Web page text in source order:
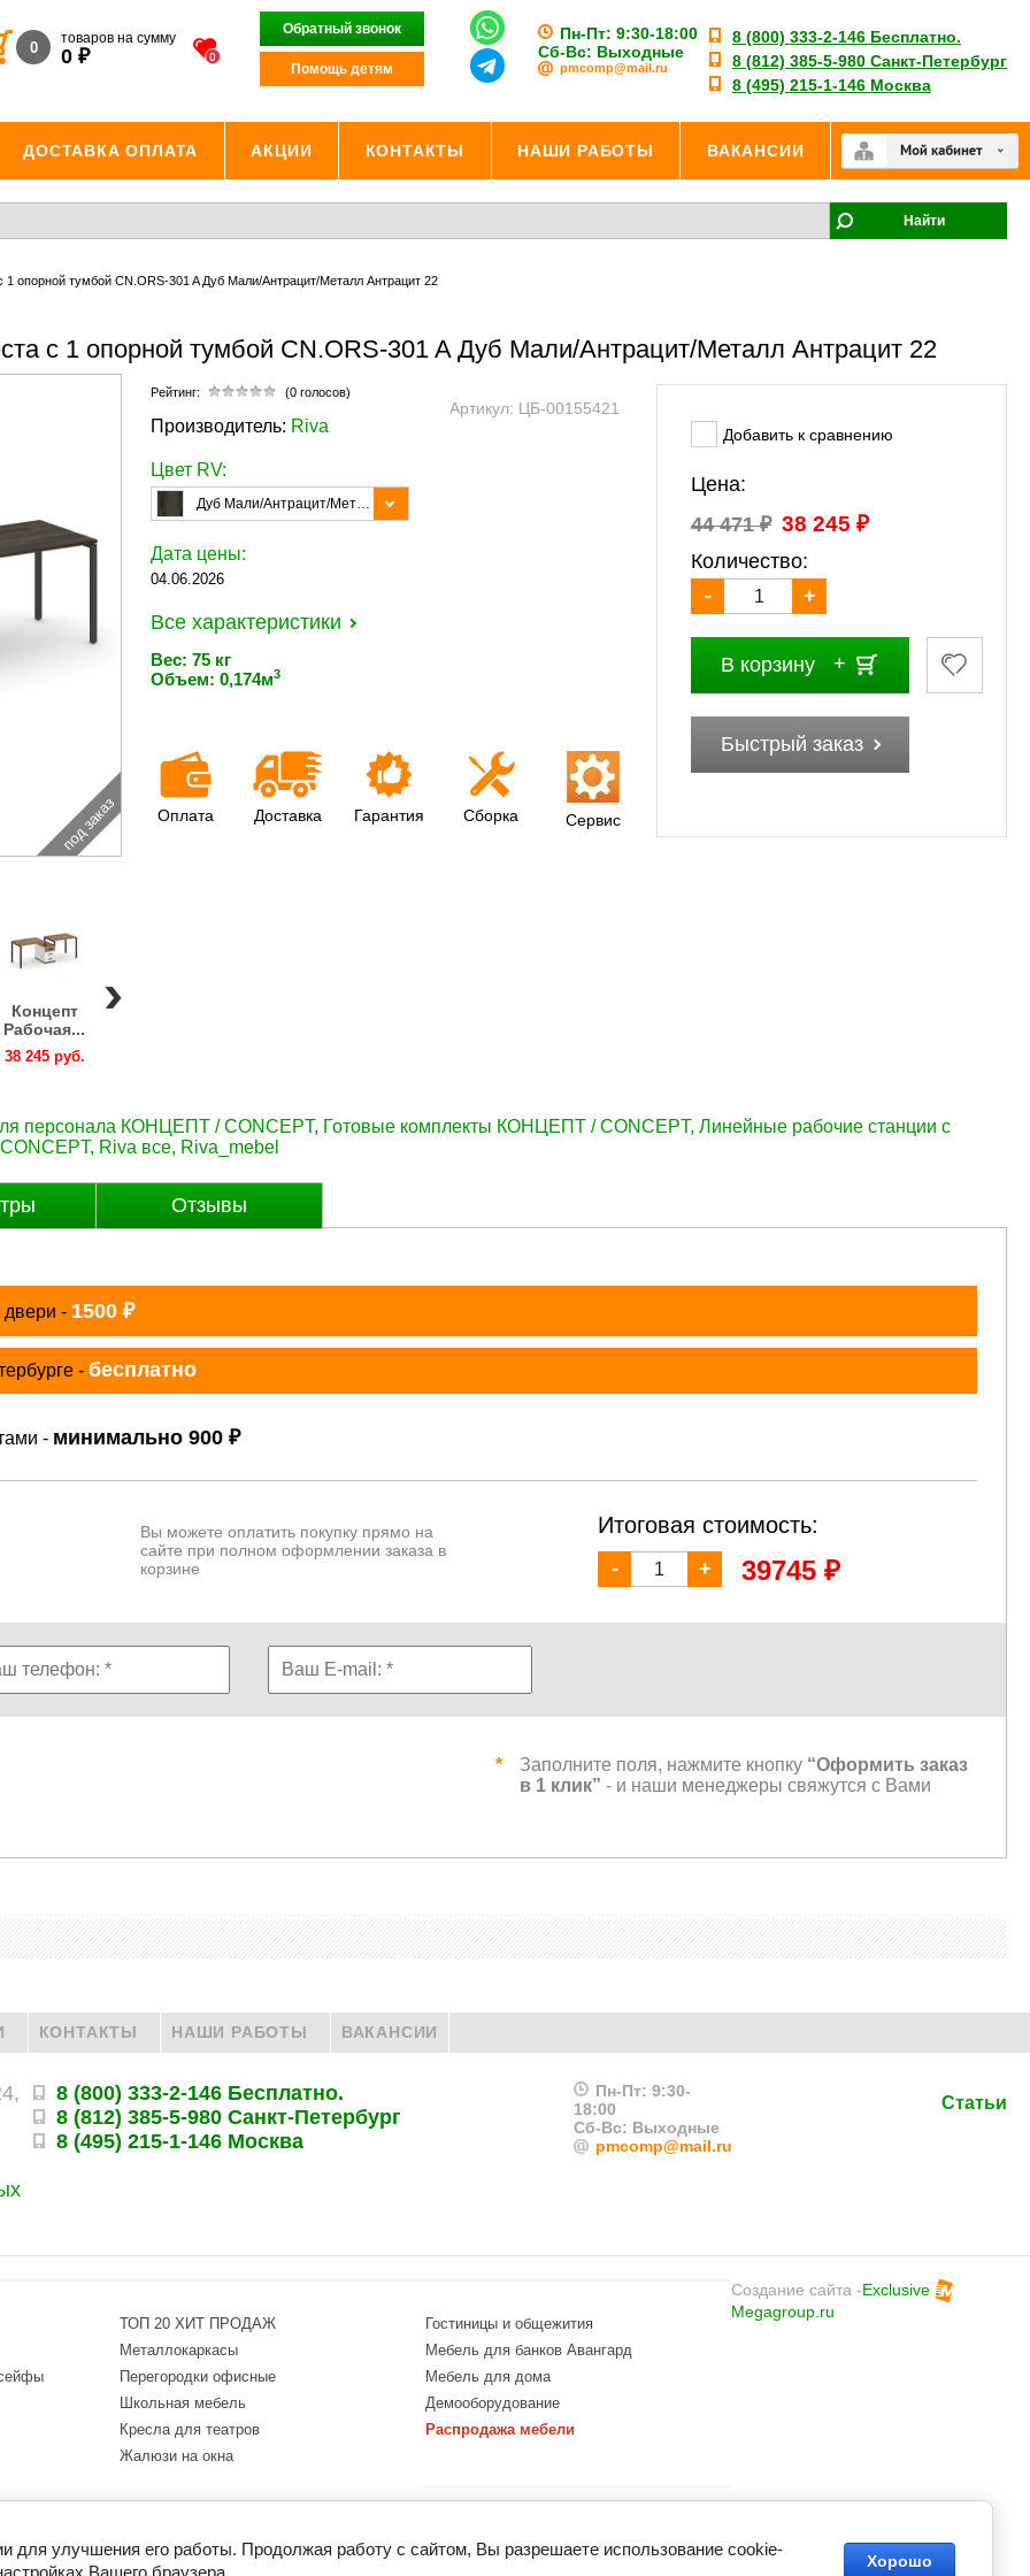
0
товаров на сумму
0₽ 0
Обратный звонок
Помощь детям
Пн-Пт: 9:30-18:00
Сб-Вс: Выходные
pmcomp@mail.ru
8 (800) 333-2-146 Бесплатно.
8 (812) 385-5-980 Санкт-Петербург
8 (495) 215-1-146 Москва
ДОСТАВКА ОПЛАТА АКЦИИ КОНТАКТЫ НАШИ РАБОТЫ ВАКАНСИИ
Найти
1 опорной тумбой CN.ORS-301 A Дуб Мали/Антрацит/Металл Антрацит 22
с 1 опорной тумбой CN.ORS-301 A Дуб Мали/Антрацит/Металл Антрацит 22
под заказ
Концепт
Рабочая...
38 245 руб.
Артикул: ЦБ-00155421
Рейтинг: (0 голосов)
Производитель: Riva
Цвет RV:
Дуб Мали/Антрацит/Металл Антрацит
Дата цены:
04.06.2026
Все характеристики
Вес: 75 кг
Объем: 0,174м3
Оплата Доставка Гарантия Сборка Сервис
Добавить к сравнению
Цена:
44 471₽ 38 245 ₽
Количество:
-
+
В корзину
Быстрый заказ
персонала КОНЦЕПТ / CONCEPT, Готовые комплекты КОНЦЕПТ / CONCEPT, Линейные рабочие станции с
, Riva все, Riva_mebel
Отзывы
двери - 1500 ₽
- бесплатно
- минимально 900 ₽
Вы можете оплатить покупку прямо на
сайте при полном оформлении заказа в
корзине
Итоговая стоимость:
- + 39745 ₽
Заполните поля, нажмите кнопку “Оформить заказ
в 1 клик” - и наши менеджеры свяжутся с Вами
КОНТАКТЫ НАШИ РАБОТЫ ВАКАНСИИ
Статьи
8 (800) 333-2-146 Бесплатно.
8 (812) 385-5-980 Санкт-Петербург
8 (495) 215-1-146 Москва
Пн-Пт: 9:30-
18:00
Сб-Вс: Выходные
pmcomp@mail.ru
ТОП 20 ХИТ ПРОДАЖ
Металлокаркасы
Перегородки офисные
Школьная мебель
Кресла для театров
Жалюзи на окна
Гостиницы и общежития
Мебель для банков Авангард
Мебель для дома
Демооборудование
Распродажа мебели
Создание сайта -Exclusive
Megagroup.ru
для улучшения его работы. Продолжая работу с сайтом, Вы разрешаете использование cookie-
Вашего браузера.
Хорошо